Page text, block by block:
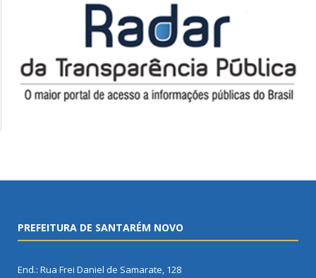
PREFEITURA DE SANTARÉM NOVO
End.: Rua Frei Daniel de Samarate, 128